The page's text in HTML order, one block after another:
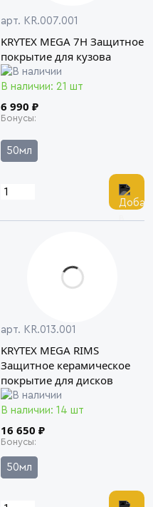
арт. KR.007.001
KRYTEX MEGA 7H Защитное
покрытие для кузова
В наличии: 21 шт
6 990 ₽
Бонусы
50мл
арт. KR.013.001
KRYTEX MEGA RIMS
Защитное керамическое
покрытие для дисков
В наличии: 14 шт
16 650 ₽
Бонусы
50мл